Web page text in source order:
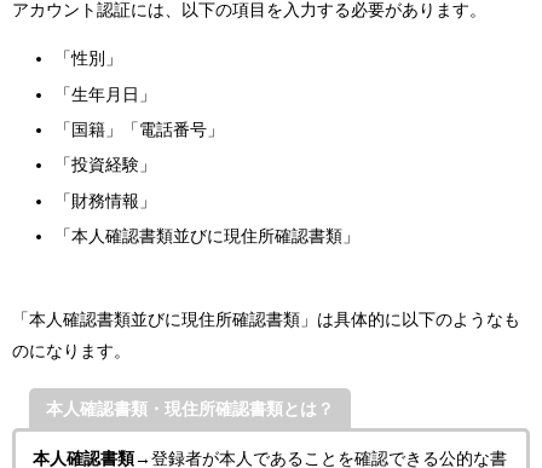
アカウント認証には、以下の項目を入力する必要があります。
「性別」
「生年月日」
「国籍」「電話番号」
「投資経験」
「財務情報」
「本人確認書類並びに現住所確認書類」
「本人確認書類並びに現住所確認書類」は具体的に以下のようなも
のになります。
本人確認書類・現住所確認書類とは？
本人確認書類→登録者が本人であることを確認できる公的な書